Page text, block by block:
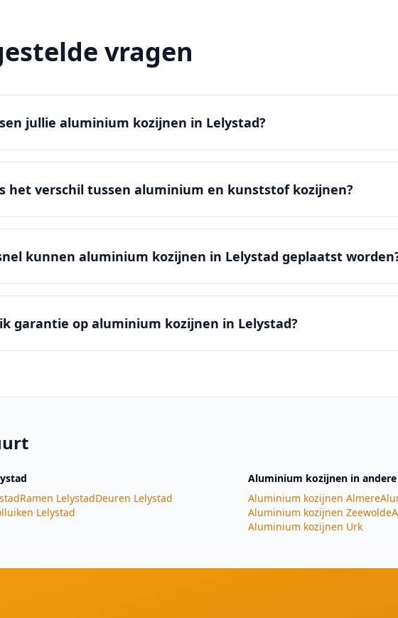
vragen
jullie aluminium kozijnen in Lelystad?
het verschil tussen aluminium en kunststof kozijnen?
kunnen aluminium kozijnen in Lelystad geplaatst
garantie op aluminium kozijnen in Lelystad?
Ramen LelystadDeuren Lelystad
Lelystad
Aluminium kozijnen in
Aluminium kozijnen Almere
Aluminium kozijnen Zeewolde
Aluminium kozijnen Urk